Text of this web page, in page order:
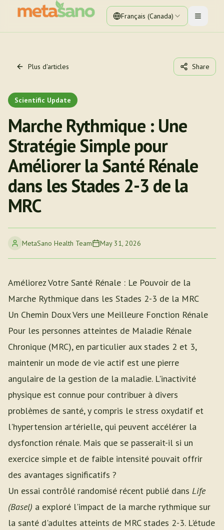
Français (Canada) Toggle
Plus d'articles Share
Scientific Update
Marche Rythmique : Une
Stratégie Simple pour
Améliorer la Santé Rénale
dans les Stades 2-3 de la
MRC
MetaSano Health Team May 31, 2026
Améliorez Votre Santé Rénale : Le Pouvoir de la
Marche Rythmique dans les Stades 2-3 de la MRC
Un Chemin Doux Vers une Meilleure Fonction Rénale
Pour les personnes atteintes de Maladie Rénale
Chronique (MRC), en particulier aux stades 2 et 3,
maintenir un mode de vie actif est une pierre
angulaire de la gestion de la maladie. L'inactivité
physique est connue pour contribuer à divers
problèmes de santé, y compris le stress oxydatif et
l'hypertension artérielle, qui peuvent accélérer la
dysfonction rénale. Mais que se passerait-il si un
exercice simple et de faible intensité pouvait offrir
des avantages significatifs ?
Un essai contrôlé randomisé récent publié dans Life
(Basel) a exploré l'impact de la marche rythmique sur
la santé d'adultes atteints de MRC stades 2-3. L'étude